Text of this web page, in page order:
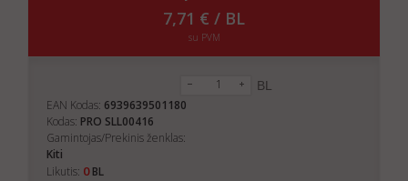
7,71 € / BL
su PVM
BL
EAN Kodas: 6939639501180
Kodas: PRO SLL00416
Gamintojas/Prekinis ženklas:
Kiti
Likutis: 0BL